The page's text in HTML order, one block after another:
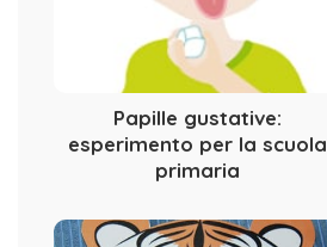
Papille gustative:
esperimento per la scuola
primaria